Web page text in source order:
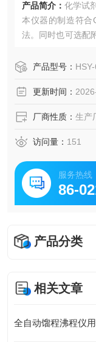
产品简介： 化学试
本仪器的制造符合
法。同时也可选配
57.2-2013单离及
沸程的测定方法
产品型号：
更新时间：
厂商性质： 生产
访问量： 151
服务热线
86-
产品分类
相关文章
全自动馏程沸程仪